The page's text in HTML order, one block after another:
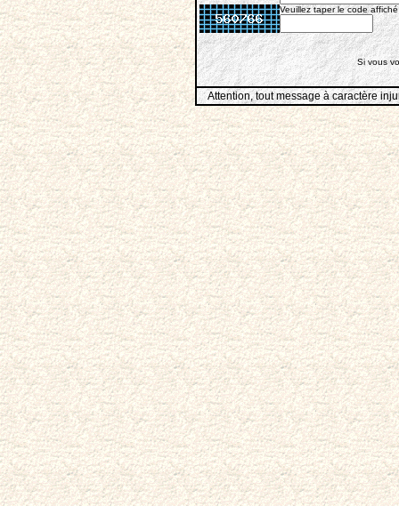
Veuillez taper le code
Si vous
Attention, tout message à caractère